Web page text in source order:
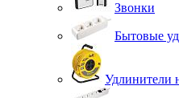
Звонки
Бытовые
Удлинители